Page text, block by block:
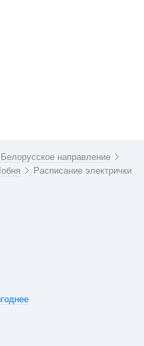
Белорусское направление
Расписание электрички